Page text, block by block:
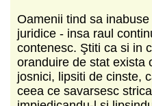
Oamenii tind sa
juridice - insa raul
contenesc. Ştiti ca si in
oranduire de stat exista
josnici, lipsiti de cinste,
ceea ce savarsesc